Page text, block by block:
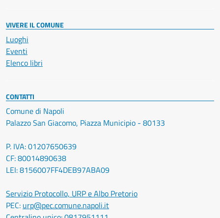
VIVERE IL COMUNE
Luoghi
Eventi
Elenco libri
CONTATTI
Comune di Napoli
Palazzo San Giacomo, Piazza Municipio - 80133
P. IVA: 01207650639
CF: 80014890638
LEI: 8156007FF4DEB97ABA09
Servizio Protocollo, URP e Albo Pretorio
PEC: urp@pec.comune.napoli.it